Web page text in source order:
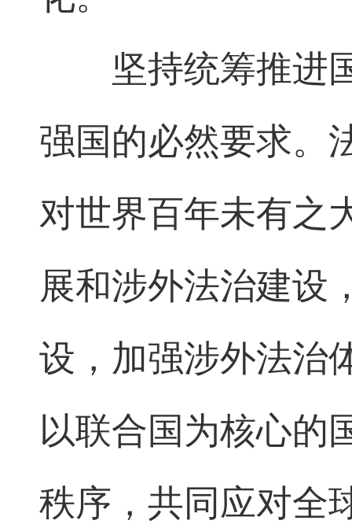
坚持统筹推进
强国的必然要求。
对世界百年未有之
展和涉外法治建设
设，加强涉外法治
以联合国为核心的
秩序，共同应对全